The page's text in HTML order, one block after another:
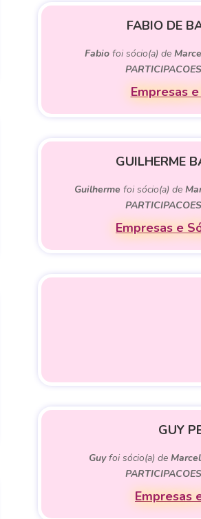
FABIO DE
Fabio foi sócio(a) de
Empresas
GUILHERME
Guilherme foi sócio(a) de
Empresas e
GUY
Guyfoi sócio(a) de
Empresas